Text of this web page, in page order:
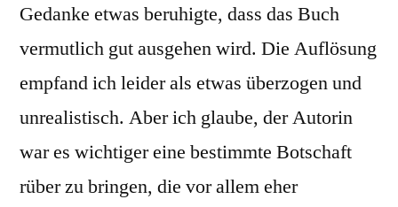
Gedanke etwas beruhigte, dass das Buch
vermutlich gut ausgehen wird. Die Auflösung
empfand ich leider als etwas überzogen und
unrealistisch. Aber ich glaube, der Autorin
war es wichtiger eine bestimmte Botschaft
rüber zu bringen, die vor allem eher